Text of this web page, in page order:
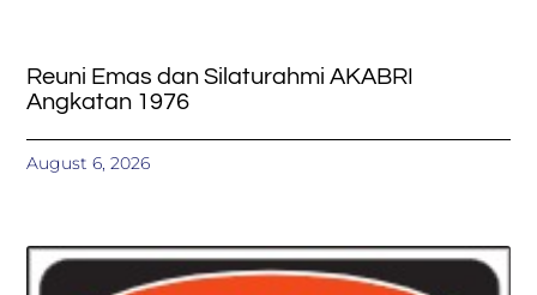
Reuni Emas dan Silaturahmi AKABRI
Angkatan 1976
August 6, 2026